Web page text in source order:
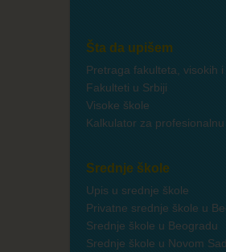
Šta da upišem
Pretraga fakulteta, visokih
Fakulteti u Srbiji
Visoke škole
Kalkulator za
Srednje škole
Upis u srednje škole
Privatne srednje škole u
Srednje škole u Beogradu
Srednje škole u Novom